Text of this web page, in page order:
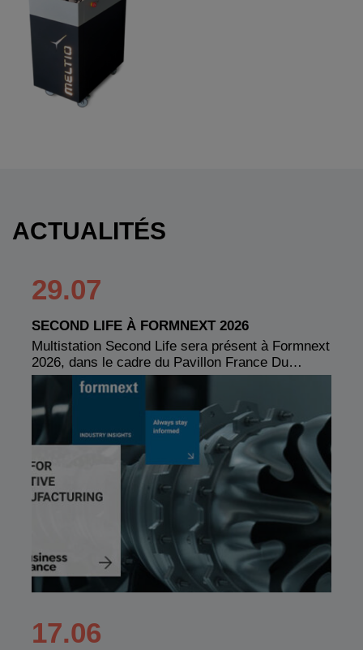
ACTUALITÉS
29.07
SECOND LIFE À FORMNEXT 2026
Multistation Second Life sera présent à Formnext
2026, dans le cadre du Pavillon France Du…
17.06